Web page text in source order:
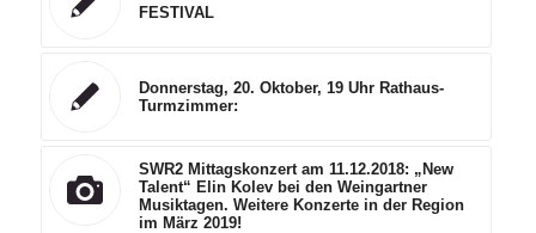
FESTIVAL
Donnerstag, 20. Oktober, 19 Uhr Rathaus-
Turmzimmer:
SWR2 Mittagskonzert am 11.12.2018: „New
Talent“ Elin Kolev bei den Weingartner
Musiktagen. Weitere Konzerte in der Region
im März 2019!